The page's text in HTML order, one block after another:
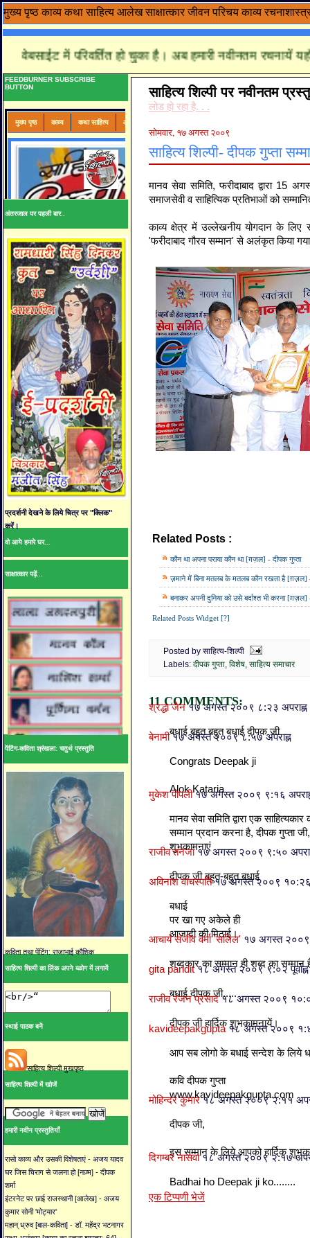
मुख्य पृष्ठ काव्य कथा साहित्य आलेख साक्षात्कार जीवन परिचय काव्य
में परिवर्तित हो चुका है। अब हमारी नवीनतम रचनायें
FEEDBURNER SUBSCRIBE
BUTTON
अंतरजाल पर पहली बार..
प्रदर्शनी देखने के लिये चित्र पर "क्लिक"
करें।
वो आये हमारे घर...
साक्षात्कार पढ़ें...
पेंटिंग-कविता श्रंखला: चतुर्थ प्रस्तुति
कविता तथा पेंटिंग: राजाभाई कौशिक
साहित्य शिल्पी का लिंक अपने ब्ळोग में लगायें
स्थाई पाठक बनें
साहित्य शिल्पी मुखपृष्ठ
साहित्य शिल्पी में खोजें
हमारी नवीन प्रस्तुतियाँ
रासो काव्य और उसकी विशेषताएं - अजय यादव
घर जिस चिराग से जलना हो [नज़्म] - दीपक
शर्मा
इंटरनेट पर छाई राजस्थानी [आलेख] - अजय
कुमार सोनी 'मोट्यार'
महान् ध्रुव [बाल-कविता] - डॉ. महेंद्र भटनागर
साहित्य शिल्पी पर नवीनतम
लोड हो रहा है. . .
सोमवार, १७ अगस्त २००९
साहित्य शिल्पी- दीपक गुप्ता
मानव सेवा समिति, फरीदाबाद द्वारा 15
समाजसेवी व साहित्यिक प्रतिभाओं को
काव्य क्षेत्र में उल्लेखनीय योगदान के लिए
'फरीदाबाद गौरव सम्मान' से अलंकृत किया
Related Posts :
कौन था अपना पराया कौन था [ग़ज़ल] - दीपक गुप्ता
ज़माने में बिना मतलब के मतलब कौन रखता है [ग़ज़ल] -
बनाकर अपनी दुनिया को उसे बर्दाश्त भी करना [ग़ज़ल]
Related Posts Widget [?]
Posted by साहित्य-शिल्पी
Labels: दीपक गुप्ता, विशेष, साहित्य समाचार
11 COMMENTS:
श्रद्धा जैन १७ अगस्त २००९ ८:२३ अपराह्न
बधाई बहुत बहुत बधाई दीपक जी
बेनामी१७ अगस्त २००९ ८:५७ अपराह्न
Congrats Deepak ji
Alok Kataria
मुकेश पोपली १७ अगस्त २००९ ९:१६
मानव सेवा समिति द्वारा एक
सम्‍मान प्रदान करना है, दीपक गुप्‍ता
शुभकामनाएं
राजीव तनेजा १७ अगस्त २००९ ९:५०
दीपक जी बहुत-बहुत बधाई
अविनाश वाचस्पति १७ अगस्त २००९ १०:२६
बधाई
पर खा गए अकेले ही
आजादी की मिठाई।
आचार्य संजीव वर्मा 'सलिल' १७ अगस्त २००९
शब्दकार का सम्मान ही शब्द का सम्मान
gita pandit १८ अगस्त २००९ ९:०२ पूर्वाह्न
बधाई दीपक जी.....
राजीव रंजन प्रसाद १८ अगस्त २००९ १०:०४
दीपक जी हार्दिक शुभकामनायें।
kavideepakgupta १८ अगस्त २००९
आप सब लोगो के बधाई सन्देश के लिये
कवि दीपक गुप्ता
www.kavideepakgupta.com
मोहिन्दर कुमार १८ अगस्त २००९ २:११
दीपक जी,
इस सम्मान के लिये आपको हार्दिक
दिगम्बर नासवा १८ अगस्त २००९ २:१७
Badhai ho Deepak ji ko........
एक टिप्पणी भेजें